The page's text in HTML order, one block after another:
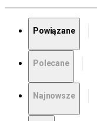
Powiązane
Polecane
Najnowsze